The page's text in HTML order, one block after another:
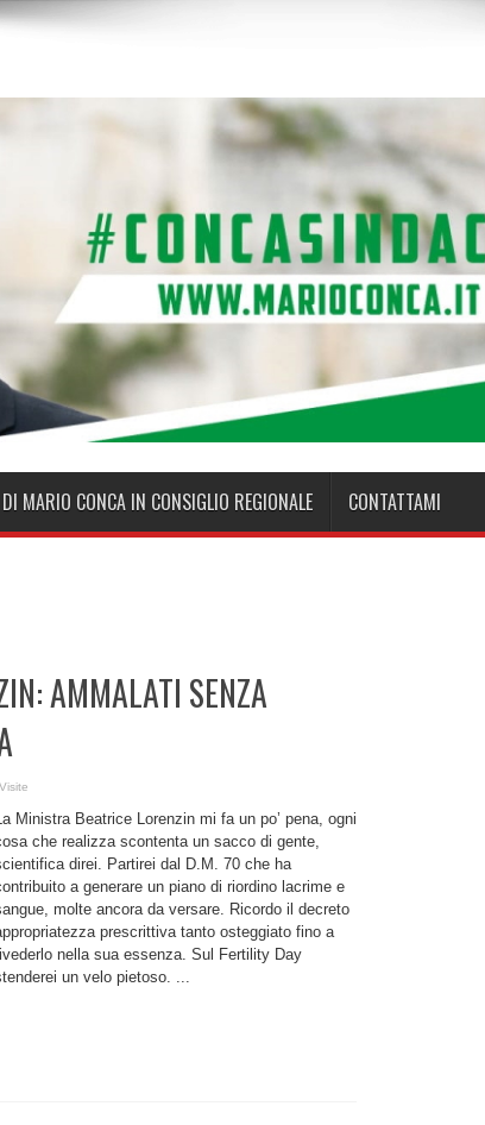
MARIO CONCA IN CONSIGLIO REGIONALE CONTATTAMI
AMMALATI SENZA
Ministra Beatrice Lorenzin mi fa un po’ pena, ogni
che realizza scontenta un sacco di gente,
direi. Partirei dal D.M. 70 che ha
a generare un piano di riordino lacrime e
molte ancora da versare. Ricordo il decreto
prescrittiva tanto osteggiato fino a
nella sua essenza. Sul Fertility Day
un velo pietoso. ...